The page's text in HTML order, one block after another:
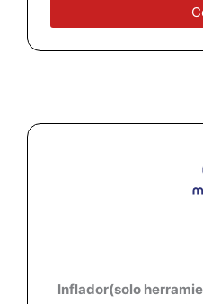
Inflador(solo